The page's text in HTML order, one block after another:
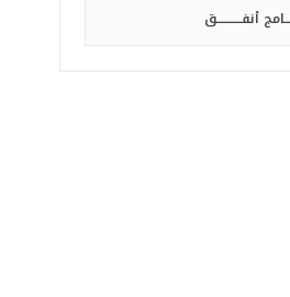
أنفـــــــــــق